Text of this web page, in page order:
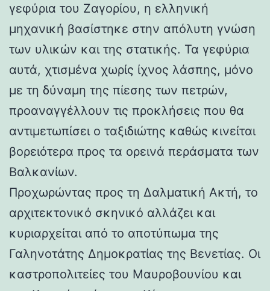
γεφύρια του Ζαγορίου, η ελληνική
μηχανική βασίστηκε στην απόλυτη γνώση
των υλικών και της στατικής. Τα γεφύρια
αυτά, χτισμένα χωρίς ίχνος λάσπης, μόνο
με τη δύναμη της πίεσης των πετρών,
προαναγγέλλουν τις προκλήσεις που θα
αντιμετωπίσει ο ταξιδιώτης καθώς κινείται
βορειότερα προς τα ορεινά περάσματα των
Βαλκανίων.
Προχωρώντας προς τη Δαλματική Ακτή, το
αρχιτεκτονικό σκηνικό αλλάζει και
κυριαρχείται από το αποτύπωμα της
Γαληνοτάτης Δημοκρατίας της Βενετίας. Οι
καστροπολιτείες του Μαυροβουνίου και